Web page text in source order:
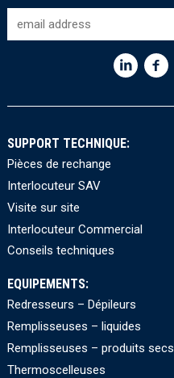
SUPPORT TECHNIQUE:
Pièces de rechange
Interlocuteur SAV
Visite sur site
Interlocuteur Commercial
Conseils techniques
EQUIPEMENTS:
Redresseurs – Dépileurs
Remplisseuses – liquides
Remplisseuses – produits secs
Thermoscelleuses